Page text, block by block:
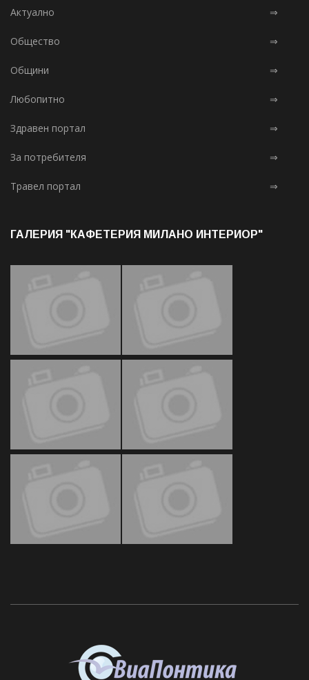
Актуално ⇒
Общество ⇒
Общини ⇒
Любопитно ⇒
Здравен портал ⇒
За потребителя ⇒
Травел портал ⇒
ГАЛЕРИЯ "КАФЕТЕРИЯ МИЛАНО ИНТЕРИОР"